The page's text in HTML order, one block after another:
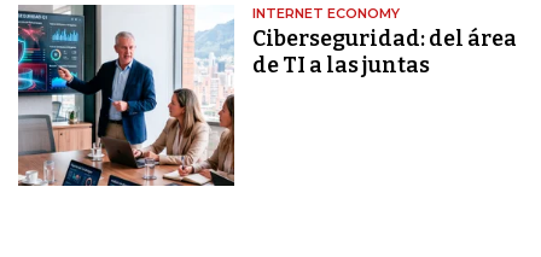
INTERNET ECONOMY
Ciberseguridad: del área
de TI a las juntas